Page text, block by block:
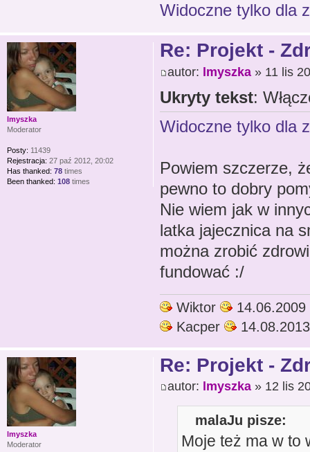
Widoczne tylko dla
Re: Projekt -
autor: lmyszka» 11 lis
Ukryty tekst:
Widoczne tylko dla
Powiem szczerze,
pewno to dobry
Nie wiem jak w
latka jajecznica na
można zrobić
fundować :/
Wiktor
14.06.2009
Kacper
14.08.2013
lmyszka
Moderator
Posty: 11439
Rejestracja: 27 paź 2012, 20:02
Has thanked: 78 times
Been thanked: 108 times
Re: Projekt -
autor: lmyszka» 12 lis
malaJu pisze:
Moje też ma w to
lmyszka
Moderator